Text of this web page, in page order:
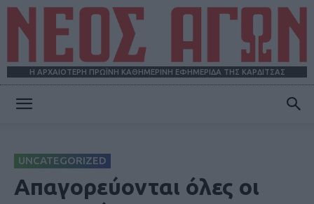
Η ΑΡΧΑΙΟΤΕΡΗ ΠΡΩΪΝΗ ΚΑΘΗΜΕΡΙΝΗ ΕΦΗΜΕΡΙΔΑ ΤΗΣ ΚΑΡΔΙΤΣΑΣ
UNCATEGORIZED
Απαγορεύονται όλες οι